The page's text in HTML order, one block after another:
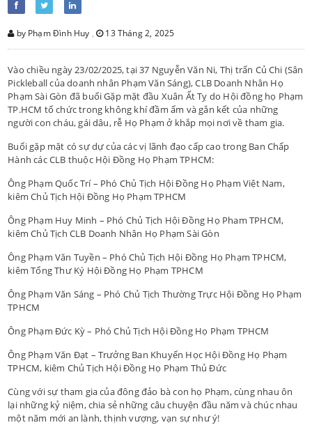
by Phạm Đình Huy , 13 Tháng 2, 2025
Vào chiều ngày 23/02/2025, tại 37 Nguyễn Văn Ni, Thị trấn Củ Chi (Sân
Pickleball của doanh nhân Phạm Văn Sáng), CLB Doanh Nhân Họ
Phạm Sài Gòn đã buổi Gặp mặt đầu Xuân Ất Tỵ do Hội đồng họ Phạm
TP.HCM tổ chức trong không khí đầm ấm và gắn kết của những
người con cháu, gái dâu, rễ Họ Phạm ở khắp mọi nơi về tham gia.
Buổi gặp mặt có sự dự của các vị lãnh đạo cấp cao trong Ban Chấp
Hành các CLB thuộc Hội Đồng Họ Phạm TPHCM:
Ông Phạm Quốc Trí – Phó Chủ Tịch Hội Đồng Họ Phạm Việt Nam,
kiêm Chủ Tịch Hội Đồng Họ Phạm TPHCM
Ông Phạm Huy Minh – Phó Chủ Tịch Hội Đồng Họ Pham TPHCM,
kiêm Chủ Tịch CLB Doanh Nhân Họ Phạm Sài Gòn
Ông Phạm Văn Tuyền – Phó Chủ Tịch Hội Đồng Họ Phạm TPHCM,
kiêm Tổng Thư Ký Hội Đồng Họ Phạm TPHCM
Ông Phạm Văn Sáng – Phó Chủ Tịch Thường Trực Hội Đồng Họ Phạm
TPHCM
Ông Phạm Đức Kỳ – Phó Chủ Tịch Hội Đồng Họ Phạm TPHCM
Ông Phạm Văn Đạt – Trưởng Ban Khuyến Học Hội Đồng Họ Phạm
TPHCM, kiêm Chủ Tịch Hội Đồng Họ Phạm Thủ Đức
Cùng với sự tham gia của đông đảo bà con họ Phạm, cùng nhau ôn
lại những kỷ niệm, chia sẻ những câu chuyện đầu năm và chúc nhau
một năm mới an lành, thịnh vượng, vạn sự như ý!